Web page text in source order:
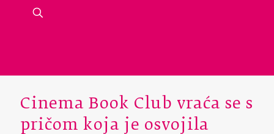
Cinema Book Club vraća se s
pričom koja je osvojila